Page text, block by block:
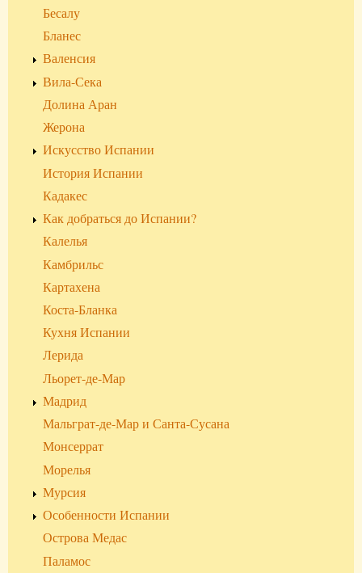
Бесалу
Бланес
Валенсия
Вила-Сека
Долина Аран
Жерона
Искусство Испании
История Испании
Кадакес
Как добраться до Испании?
Калелья
Камбрильс
Картахена
Коста-Бланка
Кухня Испании
Лерида
Льорет-де-Мар
Мадрид
Мальграт-де-Мар и Санта-Сусана
Монсеррат
Морелья
Мурсия
Особенности Испании
Острова Медас
Паламос